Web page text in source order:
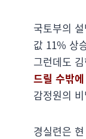
국토부의
값 11% 상
그런데도
드릴 수밖
감정원의
경실련은